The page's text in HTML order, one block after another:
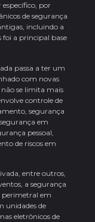
específico, por
de segurança
incluindo a
foi a principal base
passa a ter um
com novas
se limita mais
controle de
segurança
em
pessoal,
de riscos em
entre outros,
a segurança
perimetral em
unidades de
eletrônicos de